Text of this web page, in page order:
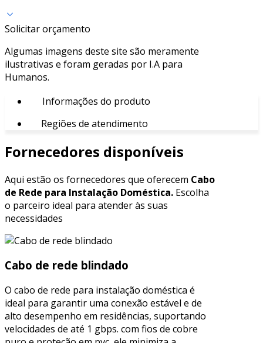
Solicitar orçamento
Algumas imagens deste site são meramente
ilustrativas e foram geradas por I.A para
Humanos.
Informações do produto
Regiões de atendimento
Fornecedores disponíveis
Aqui estão os fornecedores que oferecem Cabo
de Rede para Instalação Doméstica. Escolha
o parceiro ideal para atender às suas
necessidades
Cabo de rede blindado
O cabo de rede para instalação doméstica é
ideal para garantir uma conexão estável e de
alto desempenho em residências, suportando
velocidades de até 1 gbps. com fios de cobre